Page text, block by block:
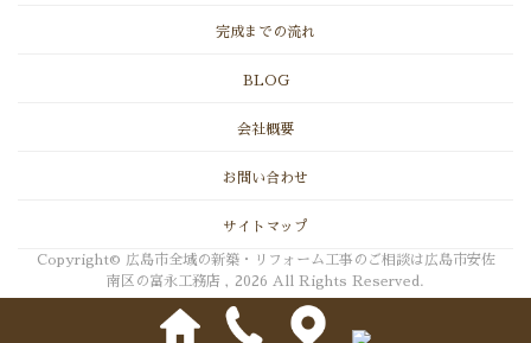
完成までの流れ
BLOG
会社概要
お問い合わせ
サイトマップ
Copyright© 広島市全域の新築・リフォーム工事のご相談は広島市安佐
南区の富永工務店 , 2026 All Rights Reserved.